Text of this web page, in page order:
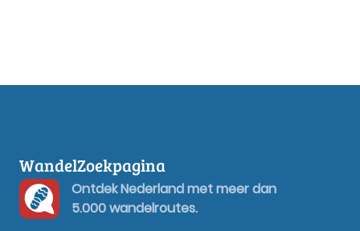
WandelZoekpagina
Ontdek Nederland met meer dan
5.000 wandelroutes.